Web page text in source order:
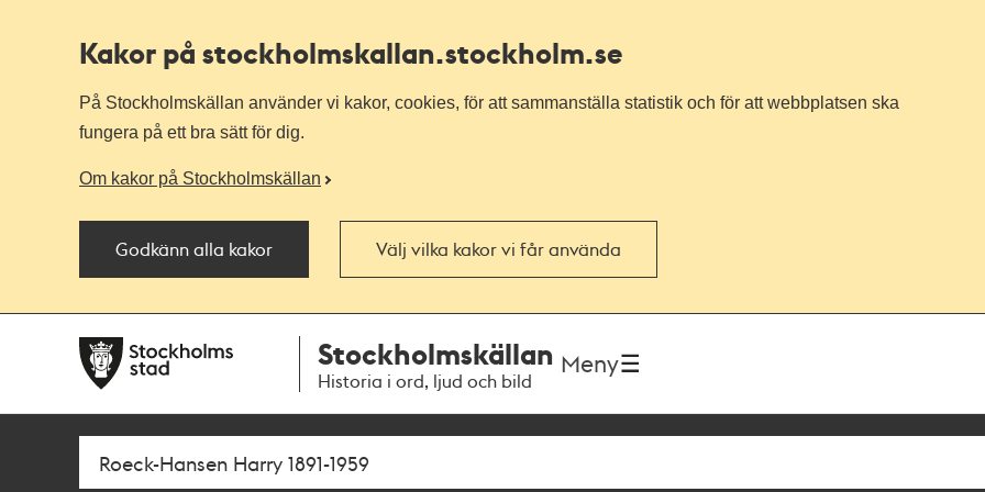
Kakor på stockholmskallan.stockholm.se
På Stockholmskällan använder vi kakor, cookies, för att sammanställa statistik och för att webbplatsen ska
fungera på ett bra sätt för dig.
Om kakor på Stockholmskällan
Godkänn alla kakor Välj vilka kakor vi får använda
navigationen
huvudinnehållet
Stockholmskällan
Historia i ord, ljud och bild
Meny
Sök